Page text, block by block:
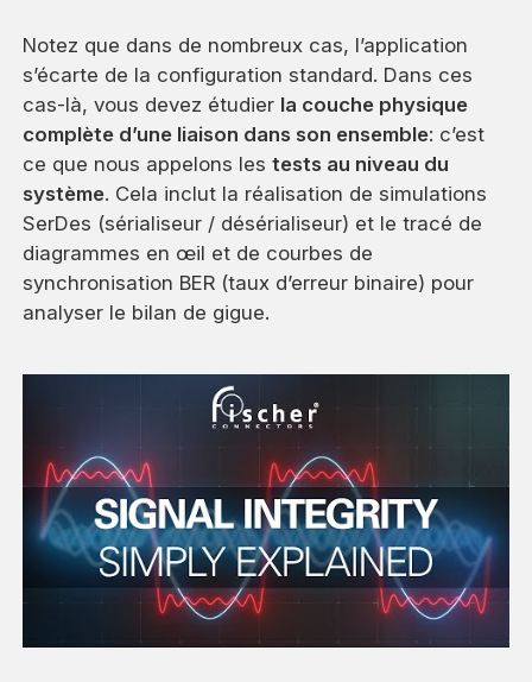
Notez que dans de nombreux cas, l’application
s’écarte de la configuration standard. Dans ces
cas-là, vous devez étudier la couche physique
complète d’une liaison dans son ensemble: c’est
ce que nous appelons lestests au niveau du
système. Cela inclut la réalisation de simulations
SerDes (sérialiseur / désérialiseur) et le tracé de
diagrammes en œil et de courbes de
synchronisation BER (taux d’erreur binaire) pour
analyser le bilan de gigue.